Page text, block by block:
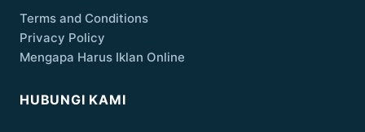
Terms and Conditions
Privacy Policy
Mengapa Harus Iklan Online
HUBUNGI KAMI